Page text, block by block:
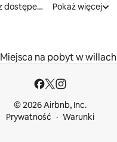
Miejsca na pobyt z dostępem do jeziora
Pokaż więcej
Miejsca na pobyt w willach
© 2026 Airbnb, Inc.
Prywatność
Warunki